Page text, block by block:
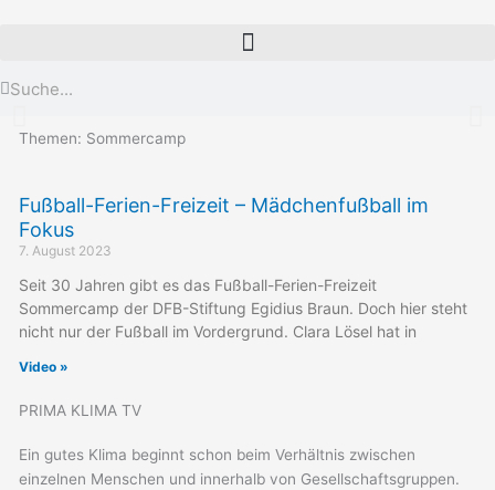
Angenehmen so innig verbunden,
wie beim Fahrrad."
Adam Opel, Gründer der Firma Adam Opel GmbH
Themen: Sommercamp
Fußball-Ferien-Freizeit – Mädchenfußball im
Fokus
7. August 2023
Seit 30 Jahren gibt es das Fußball-Ferien-Freizeit
Sommercamp der DFB-Stiftung Egidius Braun. Doch hier steht
nicht nur der Fußball im Vordergrund. Clara Lösel hat in
Video »
PRIMA KLIMA TV
Ein gutes Klima beginnt schon beim Verhältnis zwischen
einzelnen Menschen und innerhalb von Gesellschaftsgruppen.